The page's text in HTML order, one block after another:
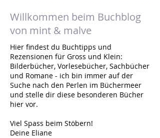
Willkommen beim Buchblog
von mint & malve
Hier findest du Buchtipps und
Rezensionen für Gross und Klein:
Bilderbücher, Vorlesebücher, Sachbücher
und Romane - ich bin immer auf der
Suche nach den Perlen im Büchermeer
und stelle dir diese besonderen Bücher
hier vor.
Viel Spass beim Stöbern!
Deine Eliane